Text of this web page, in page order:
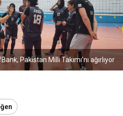
Pakistan Milli Takımı’nı ağırlıyor